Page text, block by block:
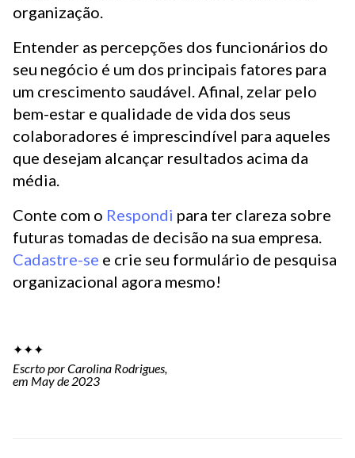
organização.
Entender as percepções dos funcionários do
seu negócio é um dos principais fatores para
um crescimento saudável. Afinal, zelar pelo
bem-estar e qualidade de vida dos seus
colaboradores é imprescindível para aqueles
que desejam alcançar resultados acima da
média.
Conte com o Respondi para ter clareza sobre
futuras tomadas de decisão na sua empresa.
Cadastre-se e crie seu formulário de pesquisa
organizacional agora mesmo!
✦✦✦
Escrto por Carolina Rodrigues,
em May de 2023